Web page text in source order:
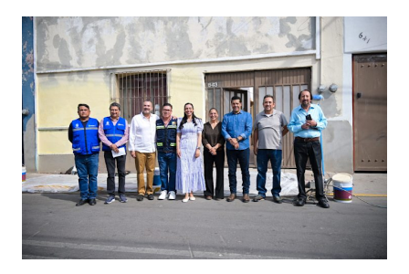
conoces ni la mitad de lo que deberías saber. Pero incluso
quienes ya han tenido relaciones sexuales no son expertos
o expertas en el tema. Siempre hay algo nuevo que
aprender y nuevas experiencias que conocer. Si eres una
chica y aún no has tenido relaciones sexuales, tal vez
pienses que el sexo será increíble y no puedas esperar para
experimentarlo, pero como cualquier persona con
experiencia te dirá, siempre es mejor cuando ambas partes
son suficientemen...